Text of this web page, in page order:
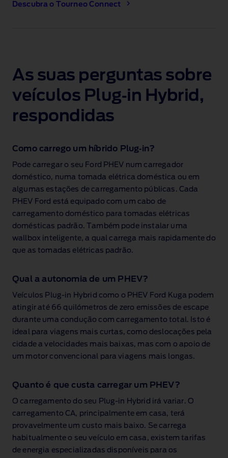
Descubra o Tourneo Connect
As suas perguntas sobre
veículos Plug‑in Hybrid,
respondidas
Como carrego um híbrido Plug‑in?
Pode carregar o seu Ford PHEV num carregador
doméstico, numa tomada elétrica doméstica ou em
algumas estações de carregamento públicas. Cada
PHEV Ford está equipado com um cabo de
carregamento doméstico para tomadas elétricas
domésticas padrão. Também pode instalar uma
wallbox inteligente, a qual carrega mais rapidamente do
que as tomadas elétricas padrão.
Qual a autonomia de um PHEV?
Veículos Plug‑in Hybrid como o PHEV Ford Kuga podem
atingir até 66 quilómetros de zero emissões de escape
durante uma condução com carregamento total. Isto é
ideal para viagens mais curtas, como deslocações pela
cidade a velocidades mais baixas, mas com o apoio de
um motor convencional para viagens mais longas.
Quanto é que custa carregar um PHEV?
O carregamento do seu Plug‑in Hybrid irá variar. O
carregamento CA, principalmente em casa, terá
provavelmente um custo mais baixo. Se carrega
habitualmente o seu veículo em casa, existem tarifas
de energia especializadas disponíveis para os